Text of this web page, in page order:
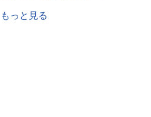
もっと見る